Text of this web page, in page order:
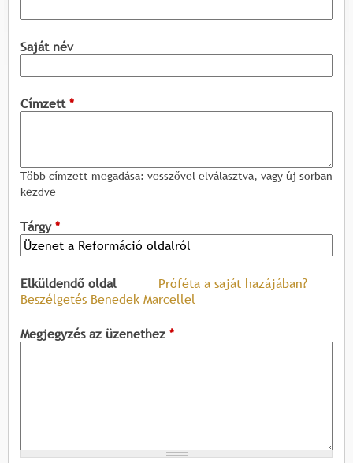
Saját név
Címzett*
Több címzett megadása: vesszővel elválasztva, vagy új sorban
kezdve
Tárgy*
Elküldendő oldal
Próféta a saját hazájában?
Beszélgetés Benedek Marcellel
Megjegyzés az üzenethez *